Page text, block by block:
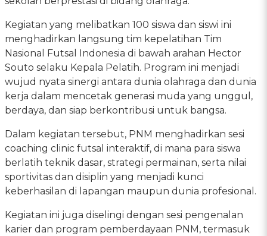
Kegiatan yang melibatkan 100 siswa dan siswi ini
menghadirkan langsung tim kepelatihan Tim
Nasional Futsal Indonesia di bawah arahan Hector
Souto selaku Kepala Pelatih. Program ini menjadi
wujud nyata sinergi antara dunia olahraga dan dunia
kerja dalam mencetak generasi muda yang unggul,
berdaya, dan siap berkontribusi untuk bangsa.
Dalam kegiatan tersebut, PNM menghadirkan sesi
coaching clinic futsal interaktif, di mana para siswa
berlatih teknik dasar, strategi permainan, serta nilai
sportivitas dan disiplin yang menjadi kunci
keberhasilan di lapangan maupun dunia profesional.
Kegiatan ini juga diselingi dengan sesi pengenalan
karier dan program pemberdayaan PNM, termasuk